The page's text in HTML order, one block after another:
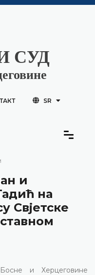
СУД
SR
и
на
Свјетске
и Херцеговине